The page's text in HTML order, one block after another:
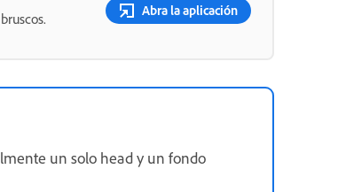
Abra la aplicación
un solo head y un fondo